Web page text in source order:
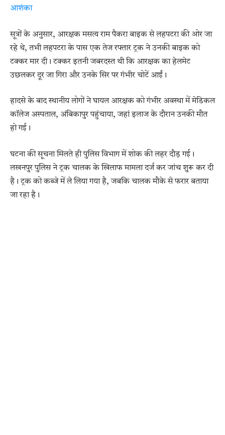
आशंका
सूत्रों के अनुसार, आरक्षक मसत्य राम पैकरा बाइक से लहपटरा की ओर जा
रहे थे, तभी लहपटरा के पास एक तेज रफ्तार ट्रक ने उनकी बाइक को
टक्कर मार दी। टक्कर इतनी जबरदस्त थी कि आरक्षक का हेलमेट
उछलकर दूर जा गिरा और उनके सिर पर गंभीर चोटें आईं।
हादसे के बाद स्थानीय लोगों ने घायल आरक्षक को गंभीर अवस्था में मेडिकल
कॉलेज अस्पताल, अंबिकापुर पहुंचाया, जहां इलाज के दौरान उनकी मौत
हो गई।
घटना की सूचना मिलते ही पुलिस विभाग में शोक की लहर दौड़ गई।
लखनपुर पुलिस ने ट्रक चालक के खिलाफ मामला दर्ज कर जांच शुरू कर दी
है। ट्रक को कब्जे में ले लिया गया है, जबकि चालक मौके से फरार बताया
जा रहा है।